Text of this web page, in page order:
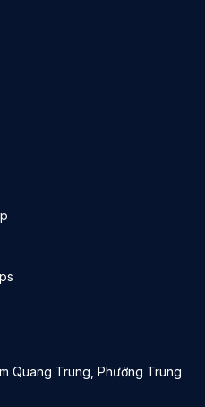
Quang Trung, Phường Trung